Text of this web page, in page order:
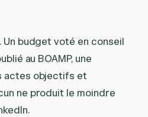
budget voté en conseil
au BOAMP, une
actes objectifs et
ne produit le moindre